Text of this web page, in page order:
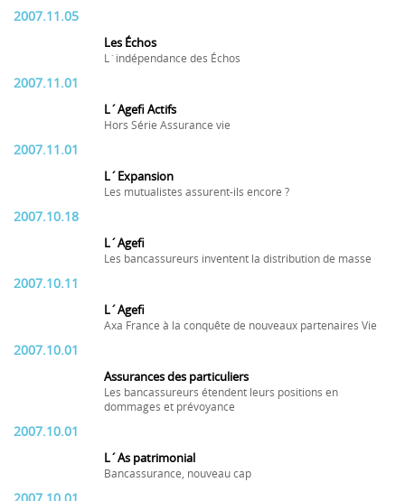
2007.11.05
Les Échos
L´indépendance des Échos
2007.11.01
L´Agefi Actifs
Hors Série Assurance vie
2007.11.01
L´Expansion
Les mutualistes assurent-ils encore ?
2007.10.18
L´Agefi
Les bancassureurs inventent la distribution de masse
2007.10.11
L´Agefi
Axa France à la conquête de nouveaux partenaires Vie
2007.10.01
Assurances des particuliers
Les bancassureurs étendent leurs positions en
dommages et prévoyance
2007.10.01
L´As patrimonial
Bancassurance, nouveau cap